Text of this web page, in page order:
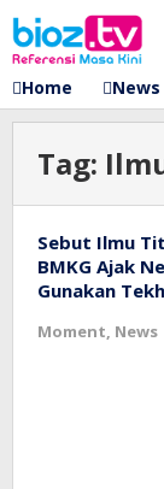
Lewati
ke
konten
Home
News
Tag:
Sebut Ilmu
BMKG Ajak
Gunakan
Moment, News